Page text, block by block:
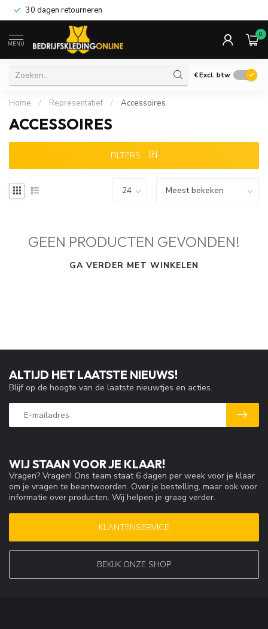
30 dagen retourneren
MENU
0
€Excl. btw
Home / Representatief / Accessoires
ACCESSOIRES
FILTERS
GEEN PRODUCTEN GEVONDEN!
GA VERDER MET WINKELEN
WIJ STAAN VOOR JE KLAAR!
Vragen? Vragen! Ons team staat 6 dagen per week voor je klaar
om je vragen te beantwoorden. Over je bestelling, maar ook voor
informatie over producten. Wij helpen je graag verder.
KLANTENSERVICE
BEKIJK ONZE SHOP
ALTIJD HET LAATSTE NIEUWS!
Blijf op de hoogte van de laatste nieuwtjes en acties.